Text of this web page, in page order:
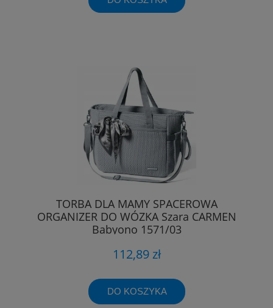
TORBA DLA MAMY SPACEROWA
ORGANIZER DO WÓZKA Szara CARMEN
Babyono 1571/03
112,89 zł
DO KOSZYKA